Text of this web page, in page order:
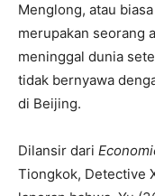
Menglong, atau
merupakan seorang
meninggal dunia
tidak bernyawa
di Beijing.
Dilansir dari
Tiongkok, Detective